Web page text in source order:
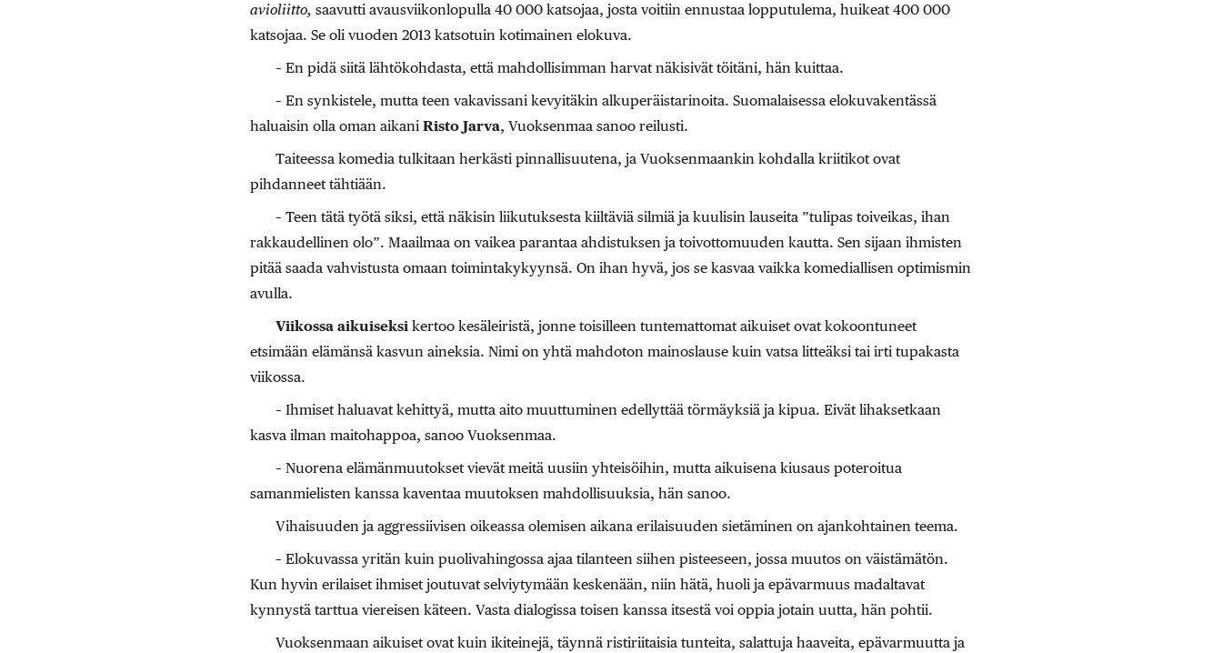
avioliitto, saavutti avausviikonlopulla 40 000 katsojaa, josta voitiin ennustaa lopputulema, huikeat 400 000
katsojaa. Se oli vuoden 2013 katsotuin kotimainen elokuva.
– En pidä siitä lähtökohdasta, että mahdollisimman harvat näkisivät töitäni, hän kuittaa.
– En synkistele, mutta teen vakavissani kevyitäkin alkuperäistarinoita. Suomalaisessa elokuvakentässä
haluaisin olla oman aikani Risto Jarva, Vuoksenmaa sanoo reilusti.
Taiteessa komedia tulkitaan herkästi pinnallisuutena, ja Vuoksenmaankin kohdalla kriitikot ovat
pihdanneet tähtiään.
– Teen tätä työtä siksi, että näkisin liikutuksesta kiiltäviä silmiä ja kuulisin lauseita ”tulipas toiveikas, ihan
rakkaudellinen olo”. Maailmaa on vaikea parantaa ahdistuksen ja toivottomuuden kautta. Sen sijaan ihmisten
pitää saada vahvistusta omaan toimintakykyynsä. On ihan hyvä, jos se kasvaa vaikka komediallisen optimismin
avulla.
Viikossa aikuiseksikertoo kesäleiristä, jonne toisilleen tuntemattomat aikuiset ovat kokoontuneet
etsimään elämänsä kasvun aineksia. Nimi on yhtä mahdoton mainoslause kuin vatsa litteäksi tai irti tupakasta
viikossa.
– Ihmiset haluavat kehittyä, mutta aito muuttuminen edellyttää törmäyksiä ja kipua. Eivät lihaksetkaan
kasva ilman maitohappoa, sanoo Vuoksenmaa.
– Nuorena elämänmuutokset vievät meitä uusiin yhteisöihin, mutta aikuisena kiusaus poteroitua
samanmielisten kanssa kaventaa muutoksen mahdollisuuksia, hän sanoo.
Vihaisuuden ja aggressiivisen oikeassa olemisen aikana erilaisuuden sietäminen on ajankohtainen teema.
– Elokuvassa yritän kuin puolivahingossa ajaa tilanteen siihen pisteeseen, jossa muutos on väistämätön.
Kun hyvin erilaiset ihmiset joutuvat selviytymään keskenään, niin hätä, huoli ja epävarmuus madaltavat
kynnystä tarttua viereisen käteen. Vasta dialogissa toisen kanssa itsestä voi oppia jotain uutta, hän pohtii.
Vuoksenmaan aikuiset ovat kuin ikiteinejä, täynnä ristiriitaisia tunteita, salattuja haaveita, epävarmuutta ja